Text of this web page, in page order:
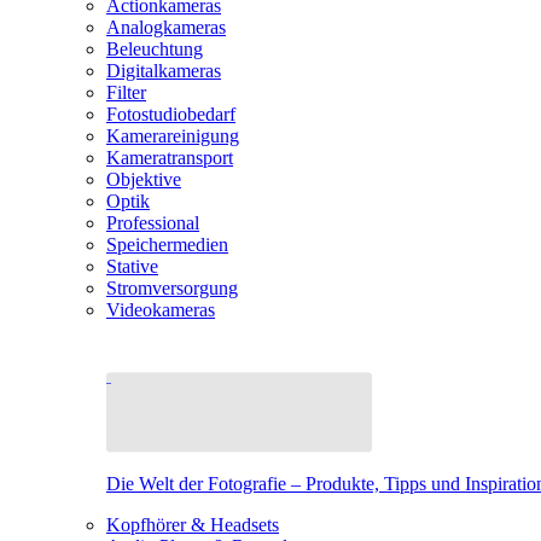
Actionkameras
Analogkameras
Beleuchtung
Digitalkameras
Filter
Fotostudiobedarf
Kamerareinigung
Kameratransport
Objektive
Optik
Professional
Speichermedien
Stative
Stromversorgung
Videokameras
Die Welt der Fotografie – Produkte, Tipps und
Kopfhörer & Headsets